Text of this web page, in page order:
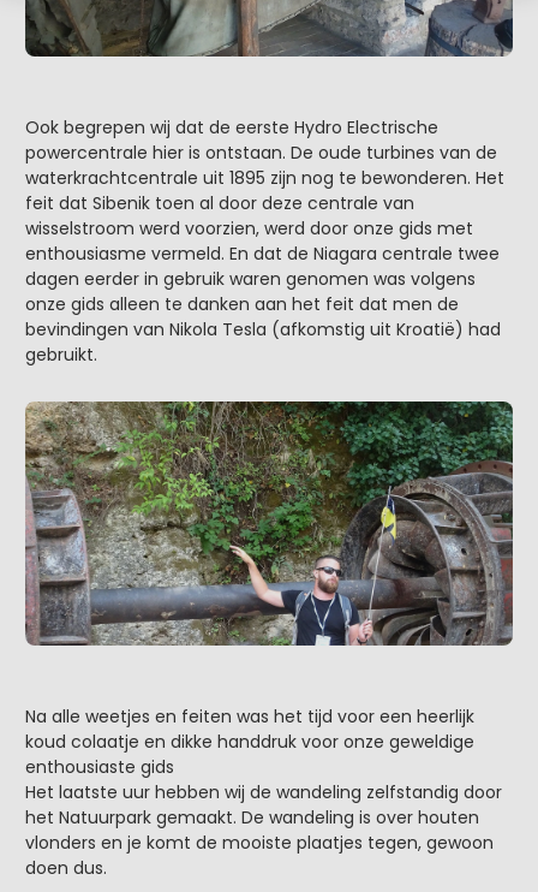
Ook begrepen wij dat de eerste Hydro Electrische
powercentrale hier is ontstaan. De oude turbines van de
waterkrachtcentrale uit 1895 zijn nog te bewonderen. Het
feit dat Sibenik toen al door deze centrale van
wisselstroom werd voorzien, werd door onze gids met
enthousiasme vermeld. En dat de Niagara centrale twee
dagen eerder in gebruik waren genomen was volgens
onze gids alleen te danken aan het feit dat men de
bevindingen van Nikola Tesla (afkomstig uit Kroatië) had
gebruikt.
Na alle weetjes en feiten was het tijd voor een heerlijk
koud colaatje en dikke handdruk voor onze geweldige
enthousiaste gids
Het laatste uur hebben wij de wandeling zelfstandig door
het Natuurpark gemaakt. De wandeling is over houten
vlonders en je komt de mooiste plaatjes tegen, gewoon
doen dus.